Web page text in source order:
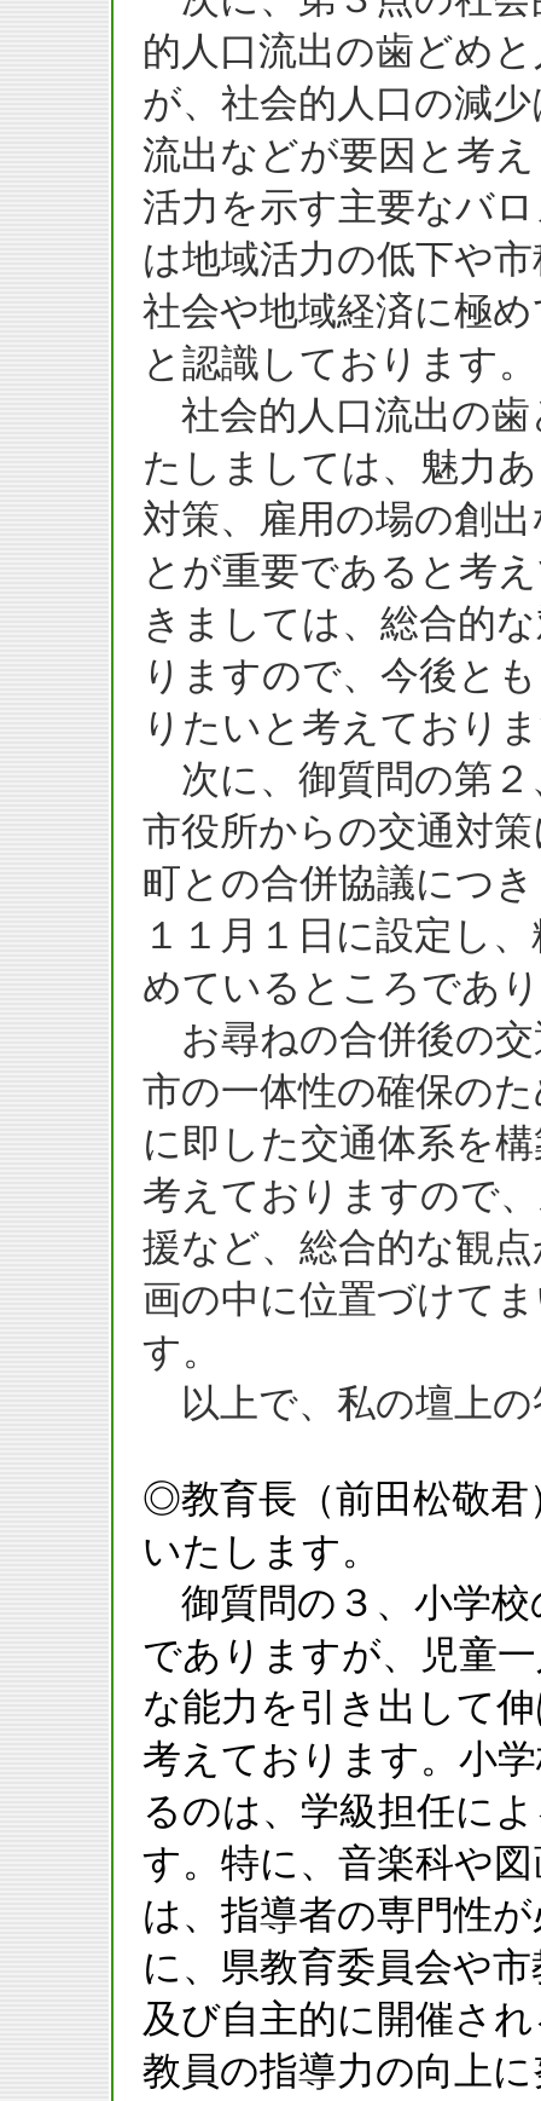
的人口流出の歯どめ
が、社会的人口の減
流出などが要因と考
活力を示す主要なバ
は地域活力の低下や
社会や地域経済に極
と認識しております。
社会的人口流出の歯
たしましては、魅力
対策、雇用の場の創
とが重要であると考
きましては、総合的
りますので、今後と
りたいと考えており
次に、御質問の第２
市役所からの交通対
町との合併協議につ
１１月１日に設定し
めているところであ
お尋ねの合併後の交
市の一体性の確保の
に即した交通体系を
考えておりますので
援など、総合的な観
画の中に位置づけて
す。
以上で、私の壇上の
◎教育長（前田松敬
いたします。
御質問の３、小学校
でありますが、児童
な能力を引き出して
考えております。小
るのは、学級担任に
す。特に、音楽科や
は、指導者の専門性
に、県教育委員会や
及び自主的に開催さ
教員の指導力の向上